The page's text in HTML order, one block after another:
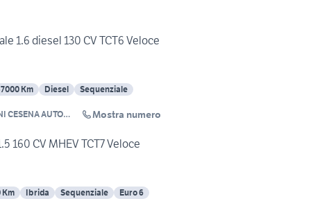
1.6 diesel 130 CV TCT6 Veloce
Km Diesel
Sequenziale
AUTO
Mostra numero
160 CV MHEV TCT7 Veloce
Km Ibrida Sequenziale Euro 6